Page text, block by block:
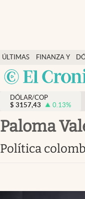
ÚLTIMAS
NOTICIAS
FINANZA Y
ECONOMÍA
Salud y nutrición
Vida espiritual
Actualidad
Dólar y mercados
Curiosidades
DÓLAR/COP
$ 3157,43 0.13%
Paloma
Política